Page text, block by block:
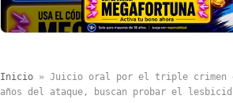
Inicio » Juicio oral por el triple crimen
años del ataque, buscan probar el